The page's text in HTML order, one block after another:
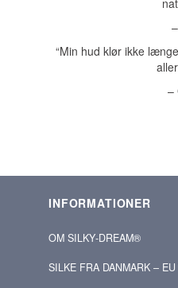
“Min hud klør ikke
–
INFORMATIONER
OM SILKY‑DREAM®
SILKE FRA DANMARK –